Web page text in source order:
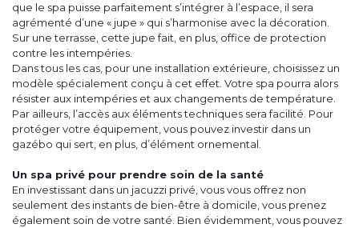
que le spa puisse parfaitement s’intégrer à l’espace, il sera
agrémenté d’une « jupe » qui s’harmonise avec la décoration.
Sur une terrasse, cette jupe fait, en plus, office de protection
contre les intempéries.
Dans tous les cas, pour une installation extérieure, choisissez un
modèle spécialement conçu à cet effet. Votre spa pourra alors
résister aux intempéries et aux changements de température.
Par ailleurs, l’accès aux éléments techniques sera facilité. Pour
protéger votre équipement, vous pouvez investir dans un
gazébo qui sert, en plus, d’élément ornemental.
Un spa privé pour prendre soin de la santé
En investissant dans un jacuzzi privé, vous vous offrez non
seulement des instants de bien-être à domicile, vous prenez
également soin de votre santé. Bien évidemment, vous pouvez